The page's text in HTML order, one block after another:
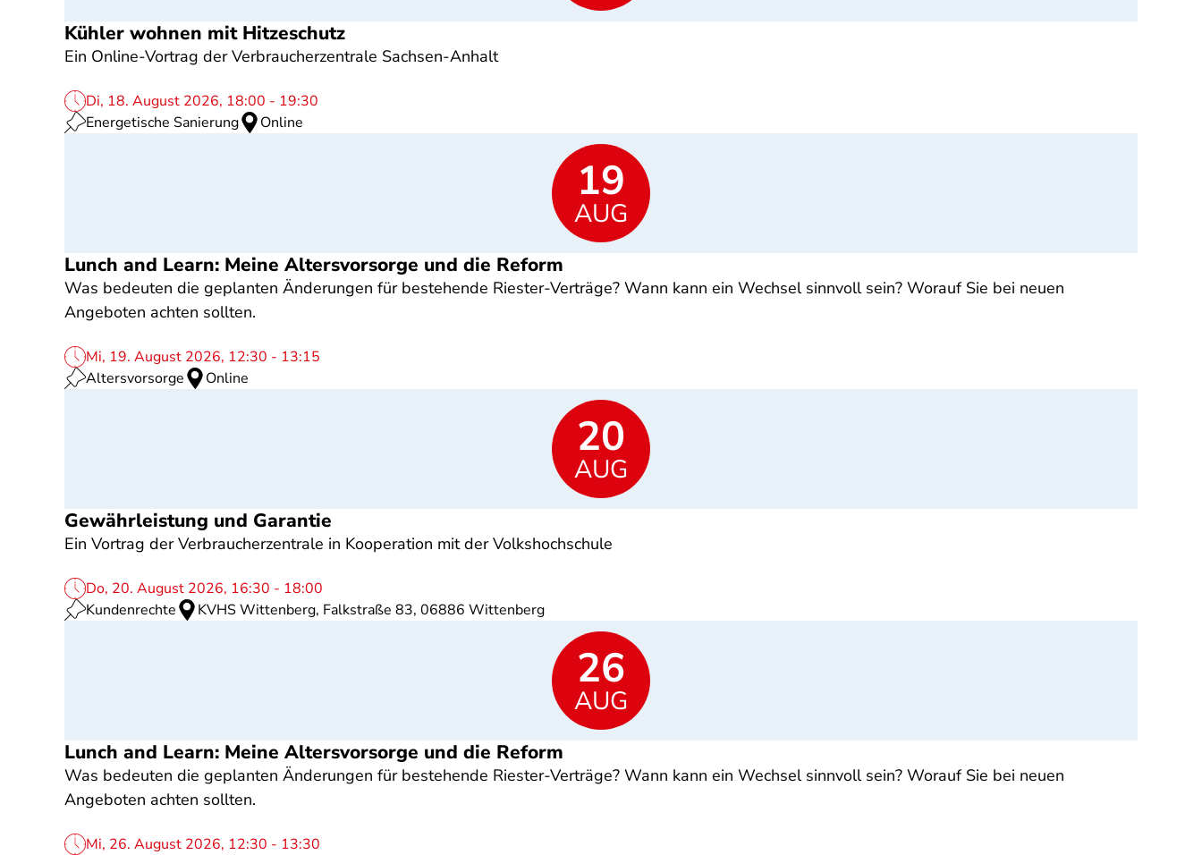
Kühler wohnen mit Hitzeschutz
Ein Online-Vortrag der Verbraucherzentrale Sachsen-Anhalt
Di, 18. August 2026, 18:00 - 19:30
Energetische Sanierung
Online
19
AUG
Lunch and Learn: Meine Altersvorsorge und die Reform
Was bedeuten die geplanten Änderungen für bestehende Riester-Verträge? Wann kann ein Wechsel sinnvoll sein? Worauf Sie bei neuen
Angeboten achten sollten.
Mi, 19. August 2026, 12:30 - 13:15
Altersvorsorge
Online
20
AUG
Gewährleistung und Garantie
Ein Vortrag der Verbraucherzentrale in Kooperation mit der Volkshochschule
Do, 20. August 2026, 16:30 - 18:00
Kundenrechte
KVHS Wittenberg, Falkstraße 83, 06886 Wittenberg
26
AUG
Lunch and Learn: Meine Altersvorsorge und die Reform
Was bedeuten die geplanten Änderungen für bestehende Riester-Verträge? Wann kann ein Wechsel sinnvoll sein? Worauf Sie bei neuen
Angeboten achten sollten.
Mi, 26. August 2026, 12:30 - 13:30